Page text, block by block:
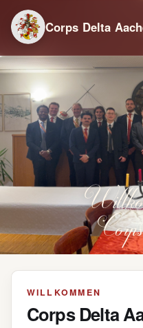
Corps Delta
Seit 1871 verbindet Corps
WILLKOMMEN
Corps Delta